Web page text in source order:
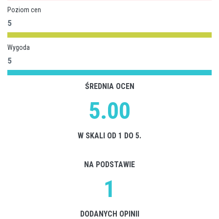
Poziom cen
5
Wygoda
5
ŚREDNIA OCEN
5.00
W SKALI OD 1 DO 5.
NA PODSTAWIE
1
DODANYCH OPINII